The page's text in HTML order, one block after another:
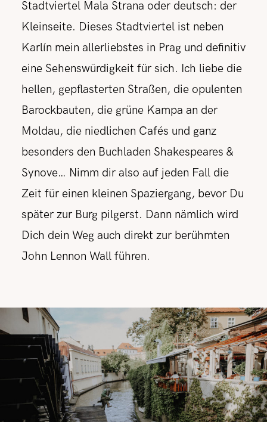
Stadtviertel Mala Strana oder deutsch: der
Kleinseite. Dieses Stadtviertel ist neben
Karlín mein allerliebstes in Prag und definitiv
eine Sehenswürdigkeit für sich. Ich liebe die
hellen, gepflasterten Straßen, die opulenten
Barockbauten, die grüne Kampa an der
Moldau, die niedlichen Cafés und ganz
besonders den Buchladen Shakespeares &
Synove… Nimm dir also auf jeden Fall die
Zeit für einen kleinen Spaziergang, bevor Du
später zur Burg pilgerst. Dann nämlich wird
Dich dein Weg auch direkt zur berühmten
John Lennon Wall führen.